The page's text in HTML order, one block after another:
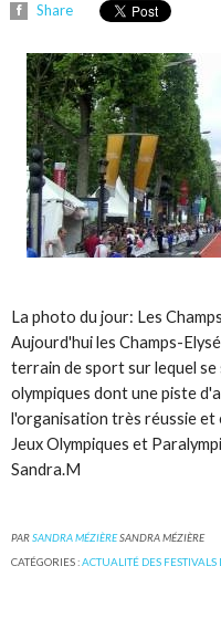
Share
La photo du jour: Les
Aujourd'hui les Champs-
terrain de sport sur lequel se
olympiques dont une piste
l'organisation très réussie et
Jeux Olympiques et
Sandra.M
PARSANDRA MÉZIÈRESANDRA MÉZIÈRE
CATÉGORIES :ACTUALITÉ DES